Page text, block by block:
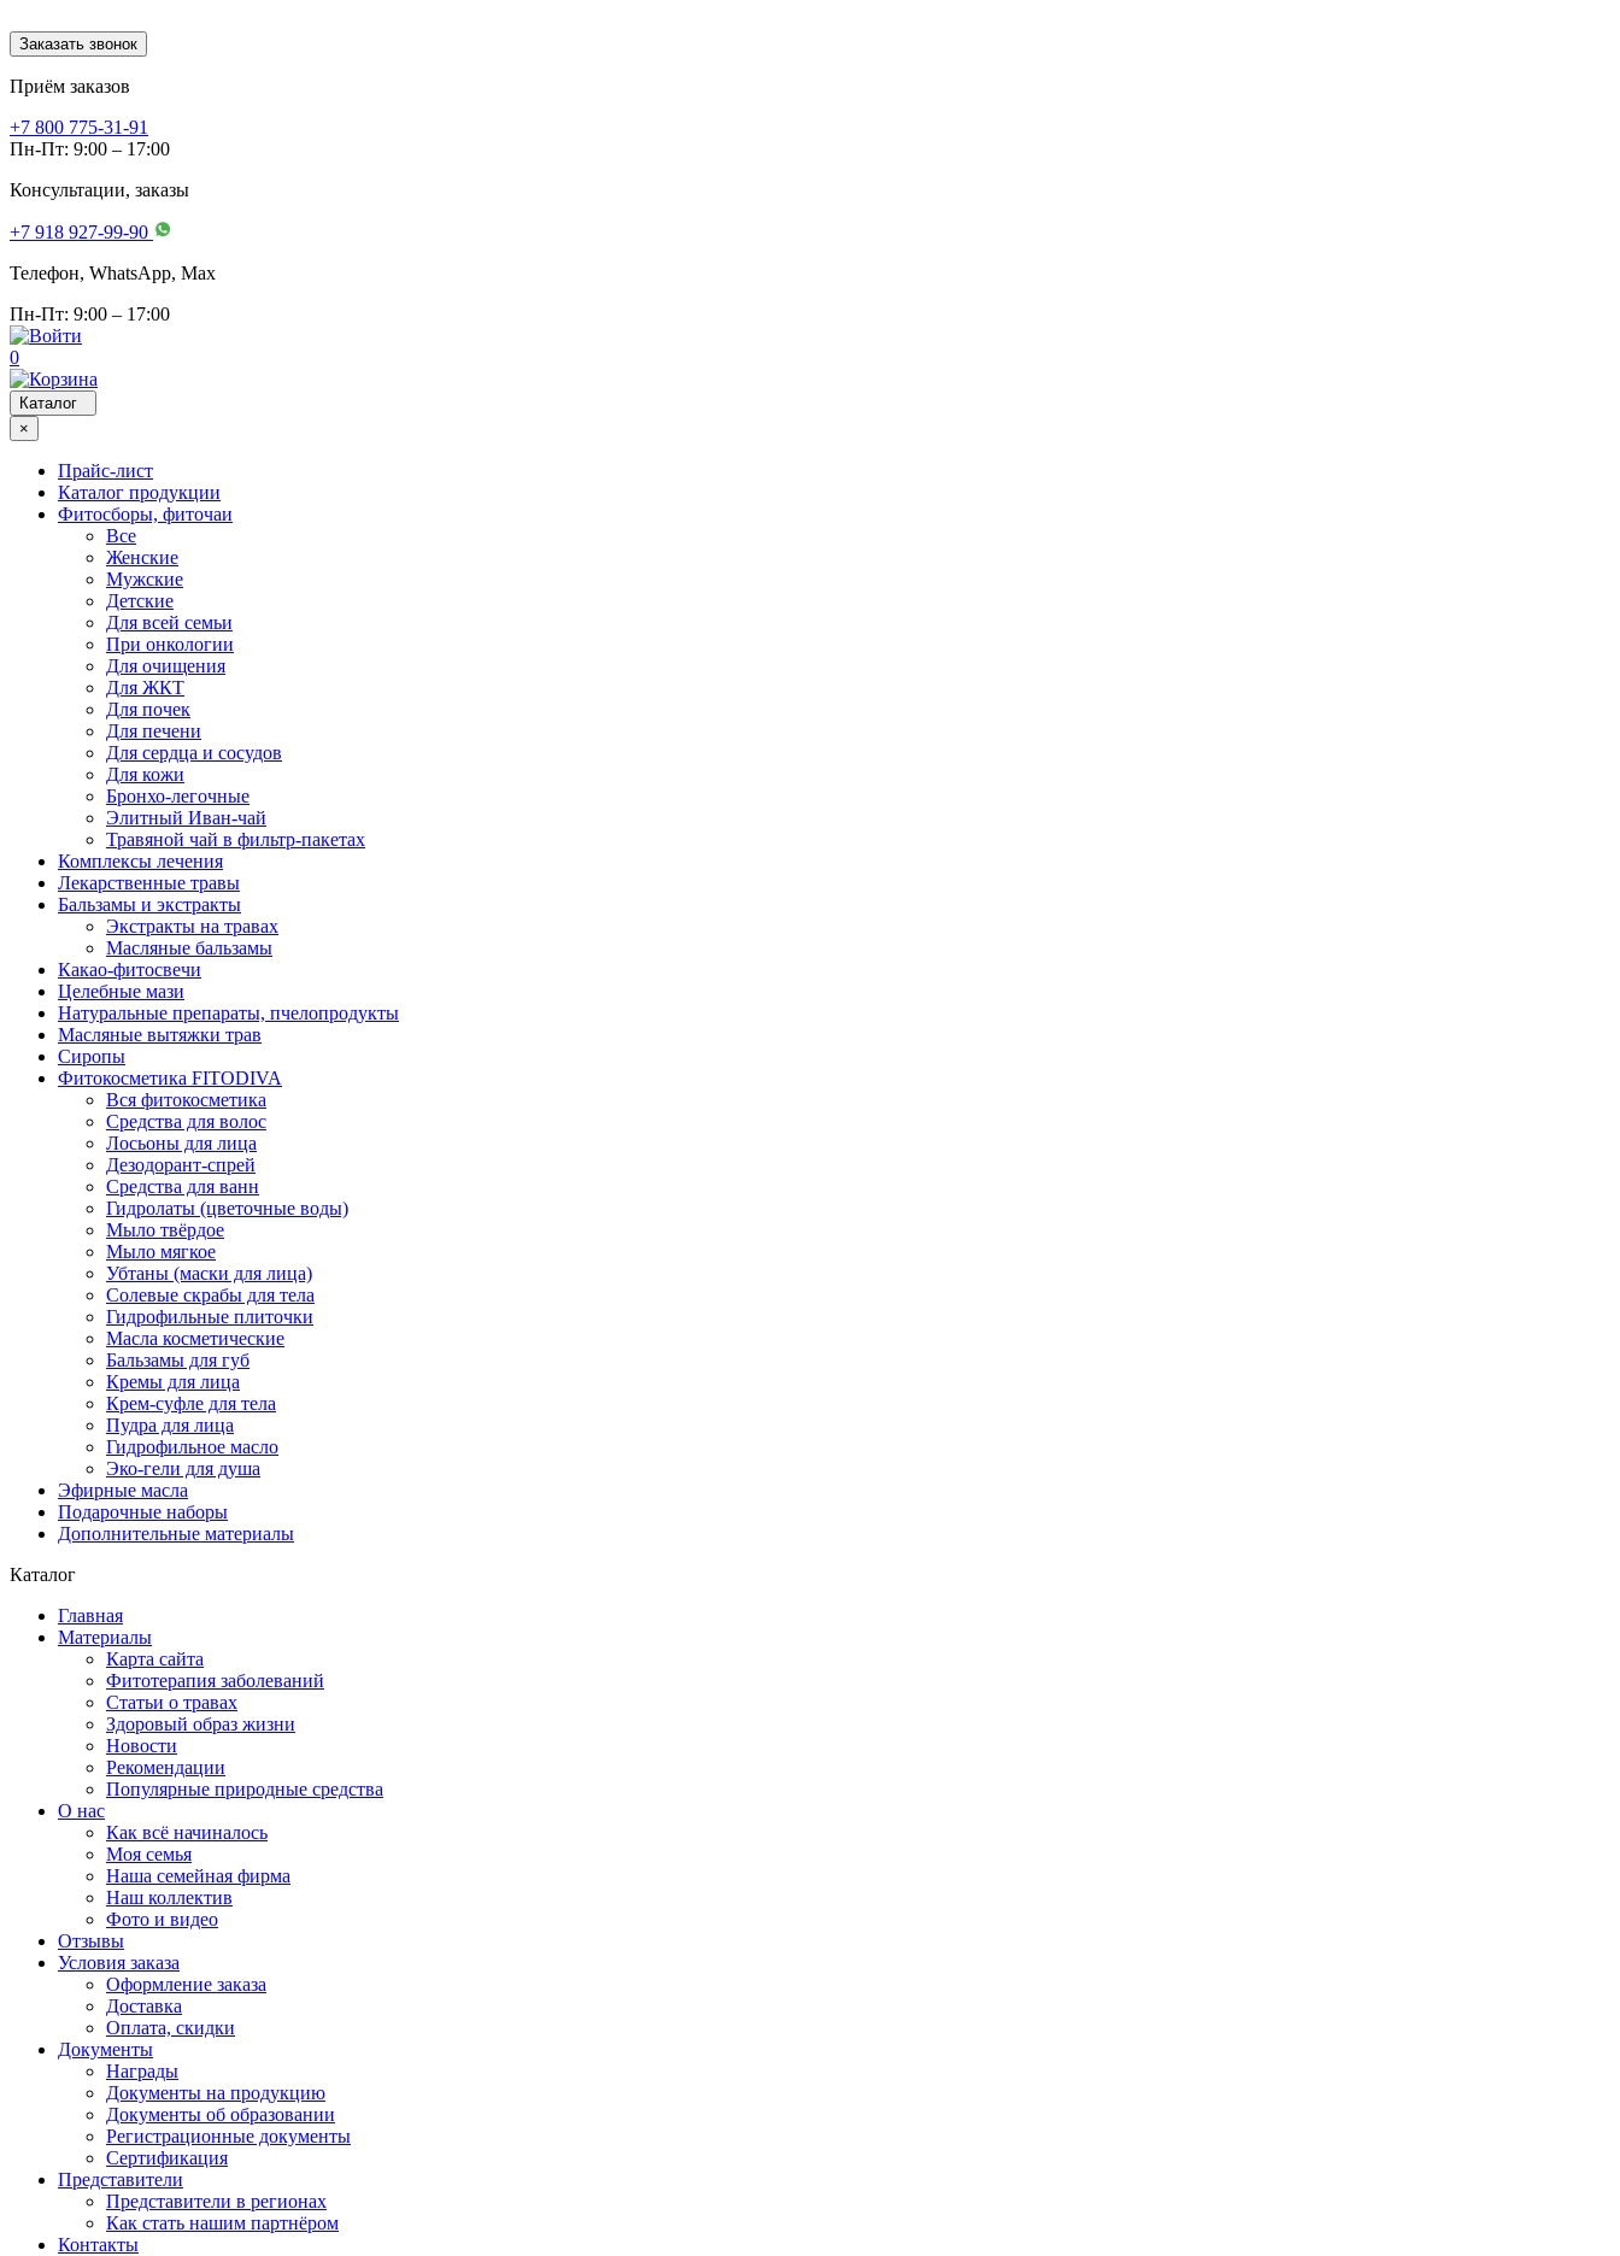
Заказать звонок
Приём заказов
+7 800 775-31-91
Пн-Пт: 9:00 – 17:00
Консультации, заказы
+7 918 927-99-90
Телефон, WhatsApp, Мах
Пн-Пт: 9:00 – 17:00
0
Каталог
×
Прайс-лист
Каталог продукции
Фитосборы, фиточаи
Все
Женские
Мужские
Детские
Для всей семьи
При онкологии
Для очищения
Для ЖКТ
Для почек
Для печени
Для сердца и сосудов
Для кожи
Бронхо-легочные
Элитный Иван-чай
Травяной чай в фильтр-пакетах
Комплексы лечения
Лекарственные травы
Бальзамы и экстракты
Экстракты на травах
Масляные бальзамы
Какао-фитосвечи
Целебные мази
Натуральные препараты, пчелопродукты
Масляные вытяжки трав
Сиропы
Фитокосметика FITODIVA
Вся фитокосметика
Средства для волос
Лосьоны для лица
Дезодорант-спрей
Средства для ванн
Гидролаты (цветочные воды)
Мыло твёрдое
Мыло мягкое
Убтаны (маски для лица)
Солевые скрабы для тела
Гидрофильные плиточки
Масла косметические
Бальзамы для губ
Кремы для лица
Крем-суфле для тела
Пудра для лица
Гидрофильное масло
Эко-гели для душа
Эфирные масла
Подарочные наборы
Дополнительные материалы
Каталог
Главная
Материалы
Карта сайта
Фитотерапия заболеваний
Статьи о травах
Здоровый образ жизни
Новости
Рекомендации
Популярные природные средства
О нас
Как всё начиналось
Моя семья
Наша семейная фирма
Наш коллектив
Фото и видео
Отзывы
Условия заказа
Оформление заказа
Доставка
Оплата, скидки
Документы
Награды
Документы на продукцию
Документы об образовании
Регистрационные документы
Сертификация
Представители
Представители в регионах
Как стать нашим партнёром
Контакты